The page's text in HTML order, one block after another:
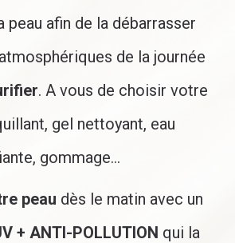
peau afin de la débarrasser
de la journée
. A vous de choisir votre
gel nettoyant, eau
gommage…
peau dès le matin avec un
+ ANTI-POLLUTION qui la